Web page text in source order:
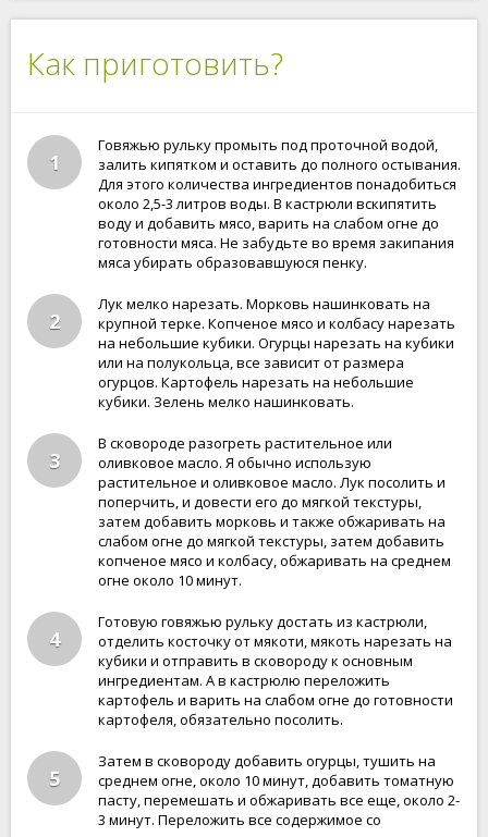
Как приготовить?
1
Говяжью рульку промыть под проточной водой,
залить кипятком и оставить до полного остывания.
Для этого количества ингредиентов понадобиться
около 2,5-3 литров воды. В кастрюли вскипятить
воду и добавить мясо, варить на слабом огне до
готовности мяса. Не забудьте во время закипания
мяса убирать образовавшуюся пенку.
2
Лук мелко нарезать. Морковь нашинковать на
крупной терке. Копченое мясо и колбасу нарезать
на небольшие кубики. Огурцы нарезать на кубики
или на полукольца, все зависит от размера
огурцов. Картофель нарезать на небольшие
кубики. Зелень мелко нашинковать.
3
В сковороде разогреть растительное или
оливковое масло. Я обычно использую
растительное и оливковое масло. Лук посолить и
поперчить, и довести его до мягкой текстуры,
затем добавить морковь и также обжаривать на
слабом огне до мягкой текстуры, затем добавить
копченое мясо и колбасу, обжаривать на среднем
огне около 10 минут.
4
Готовую говяжью рульку достать из кастрюли,
отделить косточку от мякоти, мякоть нарезать на
кубики и отправить в сковороду к основным
ингредиентам. А в кастрюлю переложить
картофель и варить на слабом огне до готовности
картофеля, обязательно посолить.
5
Затем в сковороду добавить огурцы, тушить на
среднем огне, около 10 минут, добавить томатную
пасту, перемешать и обжаривать все еще, около 2-
3 минут. Переложить все содержимое со